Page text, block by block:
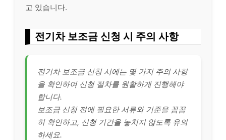
고 있습니다.
전기차 보조금 신청 시 주의 사항
전기차 보조금 신청 시에는 몇 가지 주의 사항
을 확인하여 신청 절차를 원활하게 진행해야
합니다.
보조금 신청 전에 필요한 서류와 기준을 꼼꼼
히 확인하고, 신청 기간을 놓치지 않도록 유의
하세요.